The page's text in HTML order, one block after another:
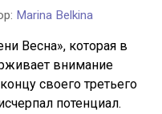
Marina Belkina
Весна», которая в
внимание
своего третьего
потенциал.